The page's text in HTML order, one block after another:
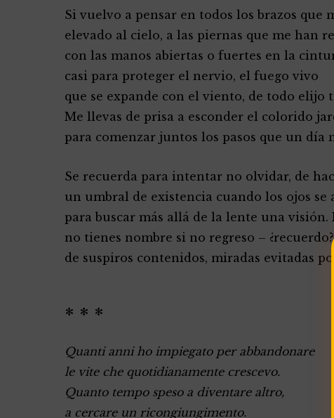
Si vuelvo a pensar en todos los brazos que
elevado al cielo, a las piernas que me han
con las manos abiertas o fuertes en la
casi para proteger el nervio, el fuego vivo
que se expande con el viento, de todo elijo
Me llevas de prisa a esconder el colorido
para comenzar juntos los pasos que un día
Se recuerda para intentar no olvidar, de
un umbral de existencia cuando los ojos se
para buscar más allá de la lente una visión.
no tienes nombre si no regreso – ¿recuerdo?
de suspiros contenidos, miradas evitadas
* * *
Quanti anni ho impiegato per abbandonare
le vite che quotidianamente crescevo.
Quanto tempo speso a diventare altro,
a cercare un ricongiungimento.